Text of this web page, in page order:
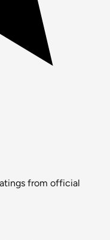
from official